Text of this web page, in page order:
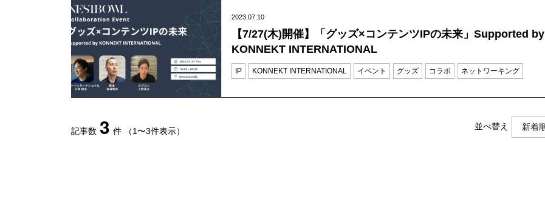
2023.07.10
【7/27(木)開催】「グッズ×コンテンツIPの未来」Supported by
KONNEKT INTERNATIONAL
IP KONNEKT INTERNATIONAL イベント グッズ コラボ ネットワーキング
記事数 3 件 （1〜3件表示） 並べ替え